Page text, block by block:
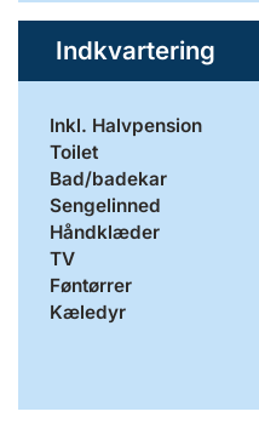
Indkvartering
Inkl. Halvpension
Toilet
Bad/badekar
Sengelinned
Håndklæder
TV
Føntørrer
Kæledyr